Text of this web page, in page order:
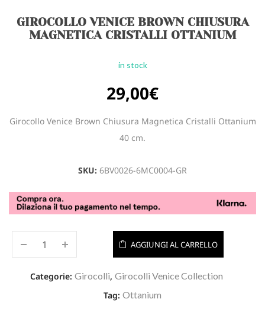
GIROCOLLO VENICE BROWN CHIUSURA
MAGNETICA CRISTALLI OTTANIUM
in stock
29,00€
Girocollo Venice Brown Chiusura Magnetica Cristalli Ottanium
40 cm.
SKU: 6BV0026-6MC0004-GR
AGGIUNGI AL CARRELLO
Categorie: Girocolli, Girocolli Venice Collection
Tag: Ottanium